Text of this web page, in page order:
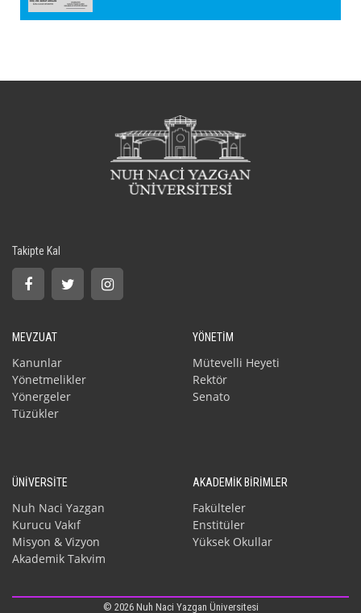
Takipte Kal
MEVZUAT
Kanunlar
Yönetmelikler
Yönergeler
Tüzükler
YÖNETİM
Mütevelli Heyeti
Rektör
Senato
ÜNİVERSİTE
Nuh Naci Yazgan
Kurucu Vakıf
Misyon & Vizyon
Akademik Takvim
AKADEMİK BİRİMLER
Fakülteler
Enstitüler
Yüksek Okullar
© 2026 Nuh Naci Yazgan Üniversitesi